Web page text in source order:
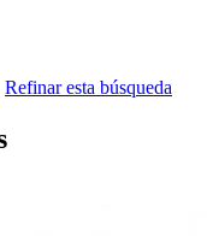
Refinar esta búsqueda